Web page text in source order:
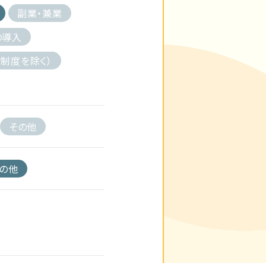
副業・兼業
入
を除く）
その他
他